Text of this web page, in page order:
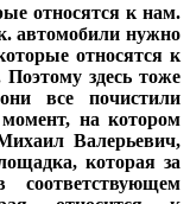
относятся к нам.
автомобили нужно
относятся к
здесь тоже
все почистили
на котором
Валерьевич,
которая за